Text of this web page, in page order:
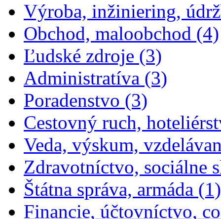
Výroba, inžiniering,
Obchod, maloobchod (4)
Ľudské zdroje (3)
Administratíva (3)
Poradenstvo (3)
Cestovný ruch,
Veda, výskum,
Zdravotníctvo, sociálne
Štátna správa, armáda (1)
Financie, účtovníctvo,